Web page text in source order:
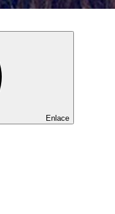
Enlace